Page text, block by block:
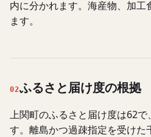
内に分かれます。海産物、加
ます。
02ふるさと届け度の根拠
上関町のふるさと届け度は62
す。離島かつ過疎指定を受けた